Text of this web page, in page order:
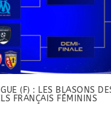
(F) : LES BLASONS
FRANÇAIS FÉMININS